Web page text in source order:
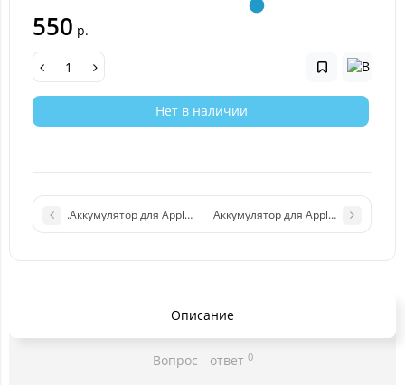
550 р.
Нет в наличии
.Аккумулятор для Apple iPad Pro 12.9 2015 (A1577) 3.77V 38.8
Аккумулятор для Apple iPad Air 3
Описание
Вопрос - ответ 0